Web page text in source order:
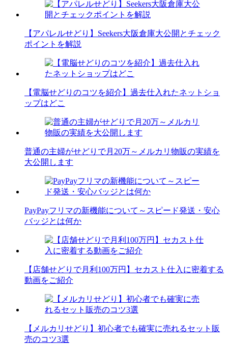
【アパレルせどり】Seekers大阪倉庫大公開とチェック
ポイントを解説
【電脳せどりのコツを紹介】過去仕入れたネットショ
ップはどこ
普通の主婦がせどりで月20万～メルカリ物販の実績を
大公開します
PayPayフリマの新機能について～スピード発送・安心
バッジとは何か
【店舗せどりで月利100万円】セカスト仕入に密着する
動画をご紹介
【メルカリせどり】初心者でも確実に売れるセット販
売のコツ3選